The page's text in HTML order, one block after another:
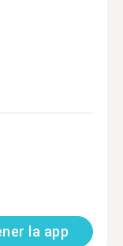
la app